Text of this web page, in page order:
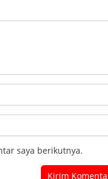
saya berikutnya.